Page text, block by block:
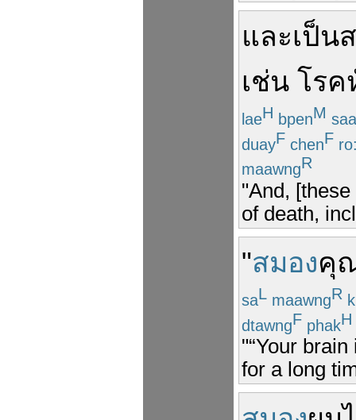
และเป็น
เช่น โรค
laeH bpenM saa
duayF chenF
maawngR
"And,
of death,
"สมองคุ
saL maawngR
dtawngF phakH
"“Your
for a long